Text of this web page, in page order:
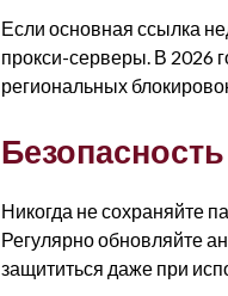
Если основная ссылка
прокси-серверы. В 2026
региональных
Никогда не сохраняйте
Регулярно обновляйте
защититься даже при